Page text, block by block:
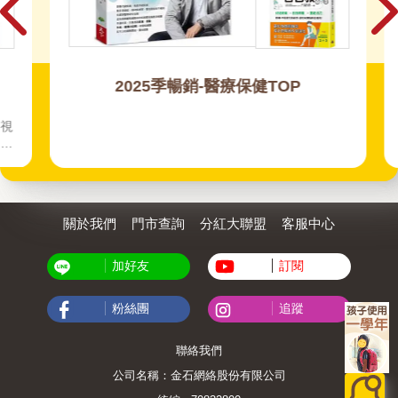
2025季暢銷-醫療保健TOP
關於我們 門市查詢 分紅大聯盟 客服中心
加好友 訂閱
粉絲團 追蹤
聯絡我們
公司名稱：金石網絡股份有限公司